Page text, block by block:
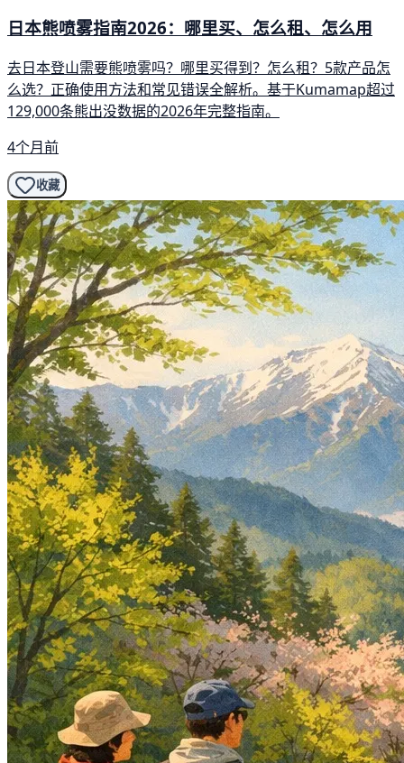
日本熊喷雾指南2026：哪里买、怎么租、怎么用
去日本登山需要熊喷雾吗？哪里买得到？怎么租？5款产品怎
么选？正确使用方法和常见错误全解析。基于Kumamap超过
129,000条熊出没数据的2026年完整指南。
4个月前
收藏